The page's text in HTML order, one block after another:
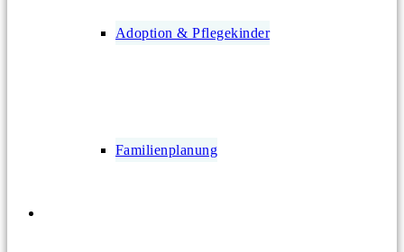
Adoption & Pflegekinder
Familienplanung